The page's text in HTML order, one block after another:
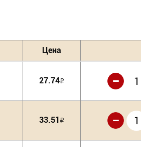
Цена
27.74Р -
33.51 Р -